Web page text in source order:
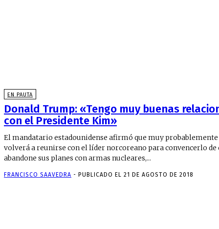
EN PAUTA
Donald Trump: «Tengo muy buenas
con el Presidente Kim»
El mandatario estadounidense afirmó que muy probablemente
volverá a reunirse con el líder norcoreano para convencerlo de
abandone sus planes con armas nucleares,...
FRANCISCO SAAVEDRA - PUBLICADO EL 21 DE AGOSTO DE 2018